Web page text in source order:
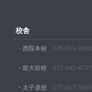
校舎
・西院本校 075-311-9363
・龍大前校 075-642-4737
・太子道校 075-812-5989